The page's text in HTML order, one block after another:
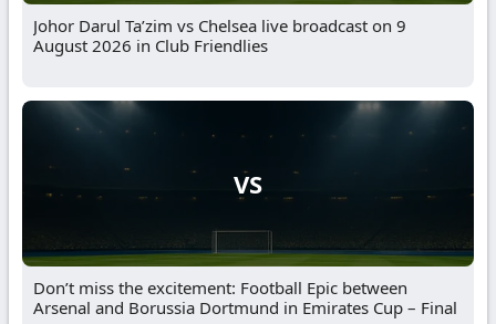
Johor Darul Ta’zim vs Chelsea live broadcast on 9
August 2026 in Club Friendlies
VS
Don’t miss the excitement: Football Epic between
Arsenal and Borussia Dortmund in Emirates Cup – Final